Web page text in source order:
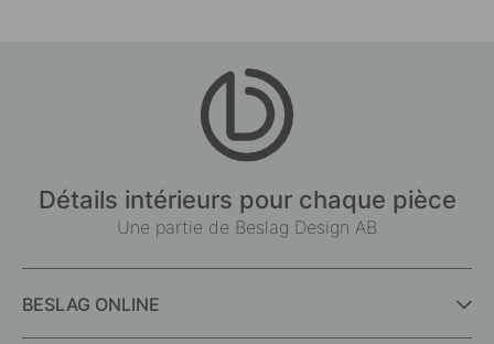
Détails intérieurs pour chaque pièce
Une partie de Beslag Design AB
BESLAG ONLINE